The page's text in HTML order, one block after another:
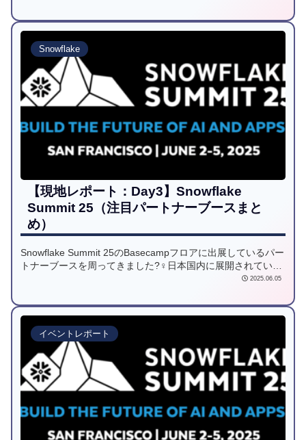
Snowflake
【現地レポート：Day3】Snowflake
Summit 25（注目パートナーブースまと
め）
Snowflake Summit 25のBasecampフロアに出展しているパー
トナーブースを周ってきました?‍♀️日本国内に展開されていな
いプロダクトを含め、デモやお話を伺ってきましたので、レ
2025.06.05
イベントレポート